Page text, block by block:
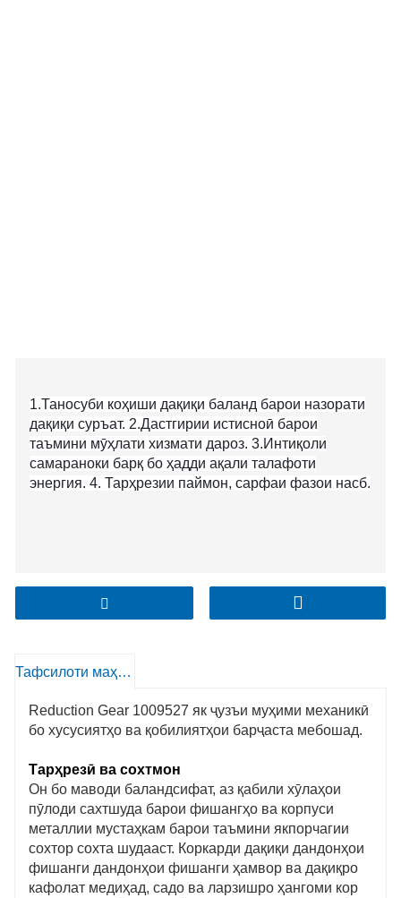
1.Таносуби коҳиши дақиқи баланд барои назорати
дақиқи суръат. 2.Дастгирии истисноӣ барои
таъмини мӯҳлати хизмати дароз. 3.Интиқоли
самараноки барқ ​​бо ҳадди ақали талафоти
энергия. 4. Тарҳрезии паймон, сарфаи фазои насб.
Тафсилоти маҳсулот
Reduction Gear 1009527 як ҷузъи муҳими механикӣ
бо хусусиятҳо ва қобилиятҳои барҷаста мебошад.
Тарҳрезӣ ва сохтмон
Он бо маводи баландсифат, аз қабили хӯлаҳои
пӯлоди сахтшуда барои фишангҳо ва корпуси
металлии мустаҳкам барои таъмини якпорчагии
сохтор сохта шудааст. Коркарди дақиқи дандонҳои
фишанги дандонҳои фишанги ҳамвор ва дақиқро
кафолат медиҳад, садо ва ларзишро ҳангоми кор